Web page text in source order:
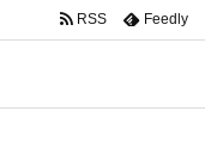
RSS Feedly